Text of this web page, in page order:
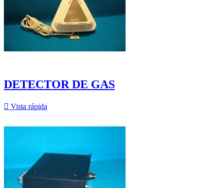
DETECTOR DE GAS
 Vista rápida